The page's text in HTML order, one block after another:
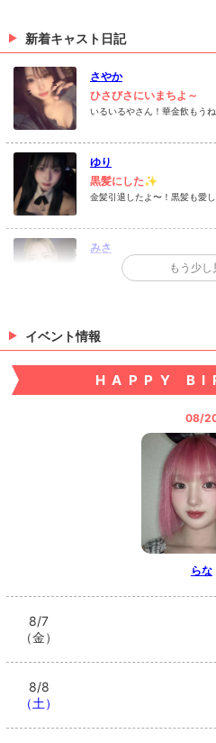
新着キャスト日記
さやか
ひさびさにいまちよ～
いるいるやさん！華金飲もう
ゆり
黒髪にした✨️
金髪引退したよ〜！黒髪も愛し
みさ
出勤！
華金！出勤してるよー！花火
なな
ひまだよー！！
みんな早くバニーおいで！
もう少し
イベント情報
HAPPY
08/
らな
8/7
（金）
8/8
（土）